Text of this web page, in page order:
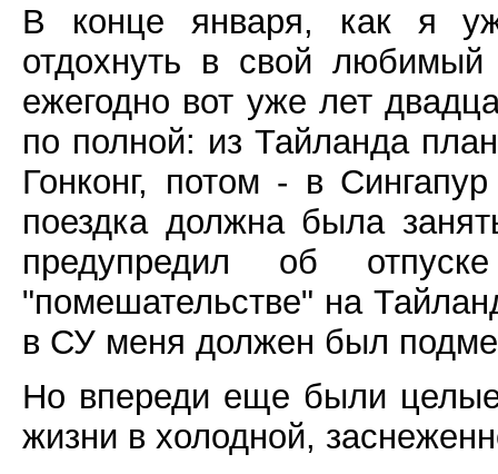
В конце января, как я
отдохнуть в свой
ежегодно вот уже лет
по полной: из Тайланда
Гонконг, потом - в
поездка должна была
предупредил об
"помешательстве" на
в СУ меня должен был
Но впереди еще были
жизни в холодной,